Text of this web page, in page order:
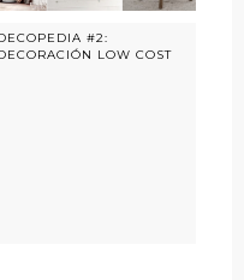
#2:
LOW COST